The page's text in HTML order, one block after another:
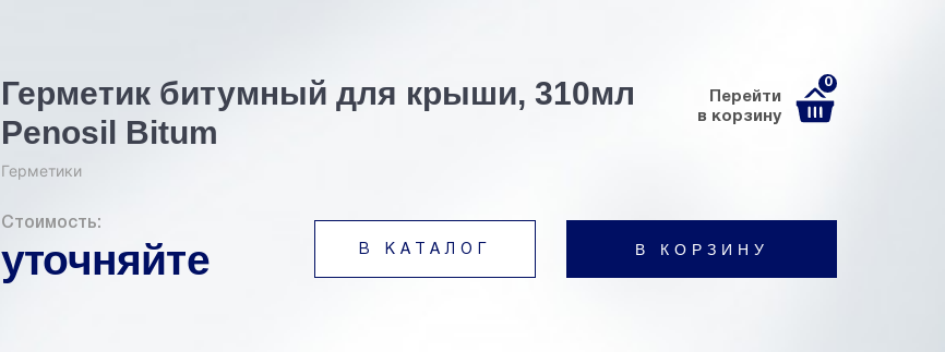
Герметик битумный для крыши, 310мл
Penosil Bitum
Герметики
Перейти
в корзину
0
Стоимость:
уточняйте В КАТАЛОГ В КОРЗИНУ